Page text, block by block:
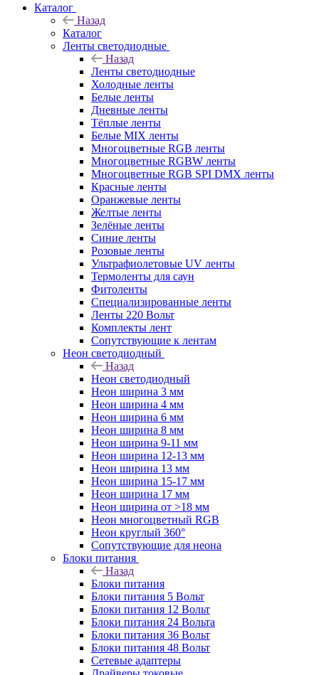
Каталог
Назад
Каталог
Ленты светодиодные
Назад
Ленты светодиодные
Холодные ленты
Белые ленты
Дневные ленты
Тёплые ленты
Белые MIX ленты
Многоцветные RGB ленты
Многоцветные RGBW ленты
Многоцветные RGB SPI DMX ленты
Красные ленты
Оранжевые ленты
Желтые ленты
Зелёные ленты
Синие ленты
Розовые ленты
Ультрафиолетовые UV ленты
Термоленты для саун
Фитоленты
Специализированные ленты
Ленты 220 Вольт
Комплекты лент
Сопутствующие к лентам
Неон светодиодный
Назад
Неон светодиодный
Неон ширина 3 мм
Неон ширина 4 мм
Неон ширина 6 мм
Неон ширина 8 мм
Неон ширина 9-11 мм
Неон ширина 12-13 мм
Неон ширина 13 мм
Неон ширина 15-17 мм
Неон ширина 17 мм
Неон ширина от >18 мм
Неон многоцветный RGB
Неон круглый 360°
Сопутствующие для неона
Блоки питания
Назад
Блоки питания
Блоки питания 5 Вольт
Блоки питания 12 Вольт
Блоки питания 24 Вольта
Блоки питания 36 Вольт
Блоки питания 48 Вольт
Сетевые адаптеры